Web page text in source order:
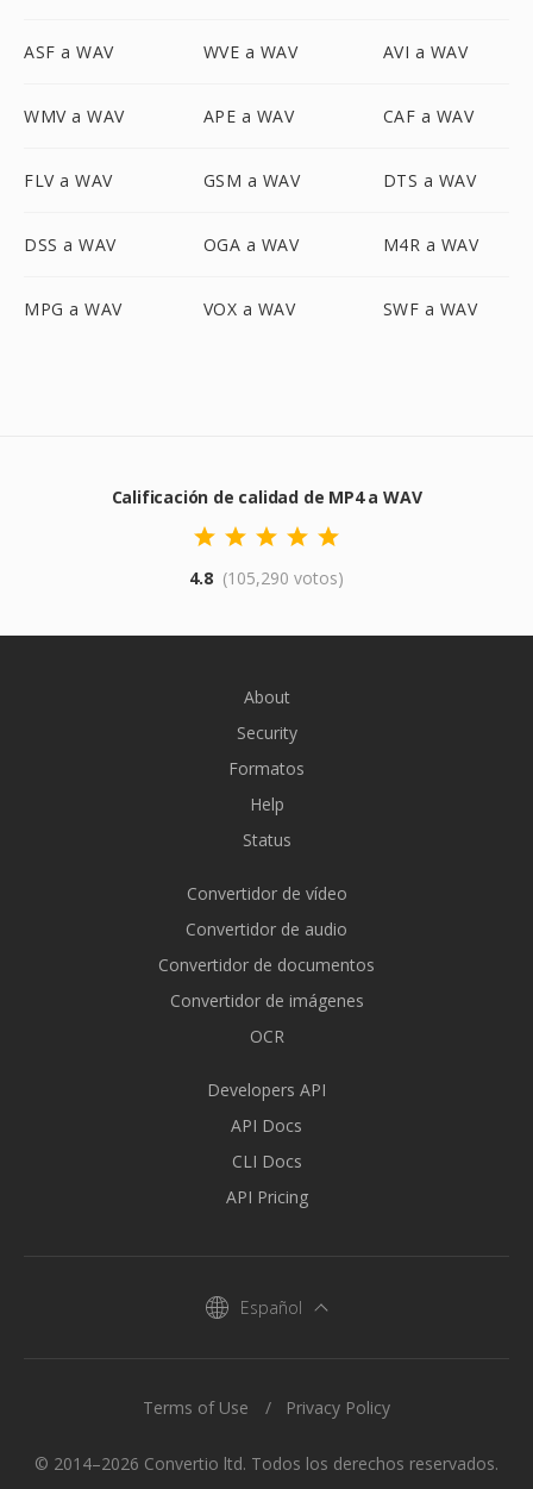
ASF a WAV WVE a WAV AVI a WAV
WMV a WAV APE a WAV CAF a WAV
FLV a WAV GSM a WAV DTS a WAV
DSS a WAV OGA a WAV M4R a WAV
MPG a WAV VOX a WAV SWF a WAV
Calificación de calidad de MP4 a WAV
4.8 (105,290 votos)
About
Security
Formatos
Help
Status
Convertidor de vídeo
Convertidor de audio
Convertidor de documentos
Convertidor de imágenes
OCR
Developers API
API Docs
CLI Docs
API Pricing
Español
© 2014–2026 Convertio ltd. Todos los derechos reservados.
Terms of Use Privacy Policy